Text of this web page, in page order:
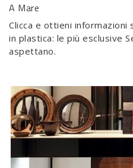
A Mare
Clicca e ottieni informazioni
in plastica: le più esclusive
aspettano.